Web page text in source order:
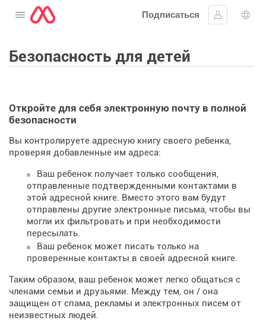
Открыть меню
Подписаться
Войти в
Безопасность для детей
Откройте для себя электронную почту в полной
безопасности
Вы контролируете адресную книгу своего ребенка,
проверяя добавленные им адреса:
Ваш ребенок получает только сообщения,
отправленные подтвержденными контактами в
этой адресной книге. Вместо этого вам будут
отправлены другие электронные письма, чтобы вы
могли их фильтровать и при необходимости
пересылать.
Ваш ребенок может писать только на
проверенные контакты в своей адресной книге.
Таким образом, ваш ребенок может легко общаться с
членами семьи и друзьями. Между тем, он / она
защищен от спама, рекламы и электронных писем от
неизвестных людей.